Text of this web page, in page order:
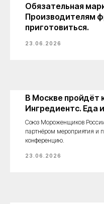
Обязательная
Производителям
приготовиться.
23.06.2026
В Москве пройдёт
Ингредиентс. Еда
Союз Мороженщиков
партнёром мероприятия и
конференцию.
23.06.2026